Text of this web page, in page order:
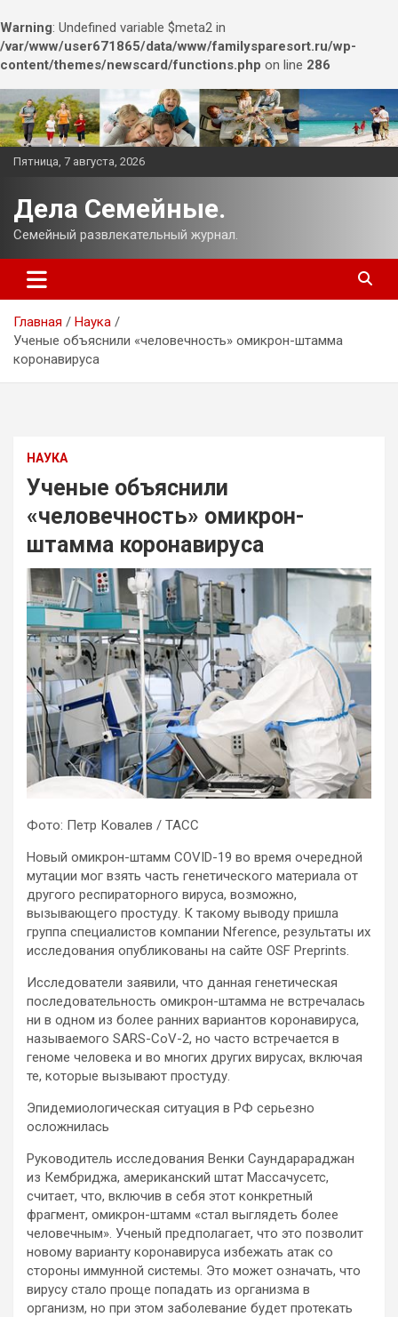
Warning: Undefined variable $meta2 in
/var/www/user671865/data/www/familysparesort.ru/wp-
content/themes/newscard/functions.php on line 286
Перейти
к
содержимому
Пятница, 7 августа, 2026
Дела Семейные.
Семейный развлекательный журнал.
Главная
Наука
Ученые объяснили «человечность» омикрон-штамма
коронавируса
НАУКА
Ученые объяснили
«человечность» омикрон-
штамма коронавируса
Фото: Петр Ковалев / ТАСС
Новый омикрон-штамм COVID-19 во время очередной
мутации мог взять часть генетического материала от
другого респираторного вируса, возможно,
вызывающего простуду. К такому выводу пришла
группа специалистов компании Nference, результаты их
исследования опубликованы на сайте OSF Preprints.
Исследователи заявили, что данная генетическая
последовательность омикрон-штамма не встречалась
ни в одном из более ранних вариантов коронавируса,
называемого SARS-CoV-2, но часто встречается в
геноме человека и во многих других вирусах, включая
те, которые вызывают простуду.
Эпидемиологическая ситуация в РФ серьезно
осложнилась
Руководитель исследования Венки Саундарараджан
из Кембриджа, американский штат Массачусетс,
считает, что, включив в себя этот конкретный
фрагмент, омикрон-штамм «стал выглядеть более
человечным». Ученый предполагает, что это позволит
новому варианту коронавируса избежать атак со
стороны иммунной системы. Это может означать, что
вирусу стало проще попадать из организма в
организм, но при этом заболевание будет протекать